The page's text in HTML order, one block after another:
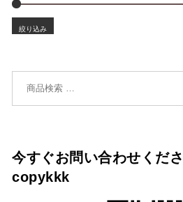
絞り込み
今すぐお問い合わせくだ
copykkk